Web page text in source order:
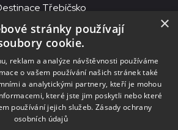
Třebíčsko
Beseda Mor. Budějovice
organizace, Purcnerova 62, 676 02
Moravské Budějovice
ID datové schránky: chjn2kd
×
stránky používají
cookie.
reklam a analýze návštěvnosti používáme
o vašem používání našich stránek také
a analytickými partnery, kteří je mohou
které jste jim poskytli nebo které
používání jejich služeb. Zásady ochrany
osobních údajů